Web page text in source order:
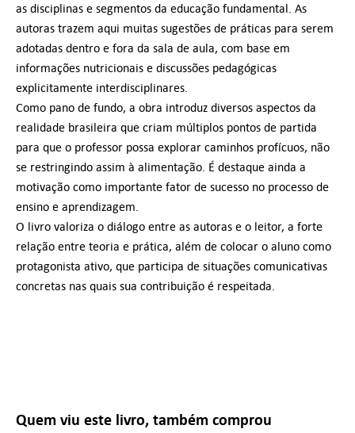
as disciplinas e segmentos da educação fundamental. As
autoras trazem aqui muitas sugestões de práticas para serem
adotadas dentro e fora da sala de aula, com base em
informações nutricionais e discussões pedagógicas
explicitamente interdisciplinares.
Como pano de fundo, a obra introduz diversos aspectos da
realidade brasileira que criam múltiplos pontos de partida
para que o professor possa explorar caminhos profícuos, não
se restringindo assim à alimentação. É destaque ainda a
motivação como importante fator de sucesso no processo de
ensino e aprendizagem.
O livro valoriza o diálogo entre as autoras e o leitor, a forte
relação entre teoria e prática, além de colocar o aluno como
protagonista ativo, que participa de situações comunicativas
concretas nas quais sua contribuição é respeitada.
Quem viu este livro, também comprou